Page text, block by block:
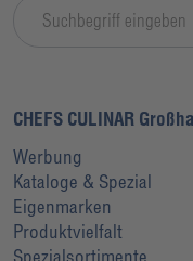
CHEFS CULINAR
Werbung
Kataloge & Spezial
Eigenmarken
Produktvielfalt
Spezialsortimente